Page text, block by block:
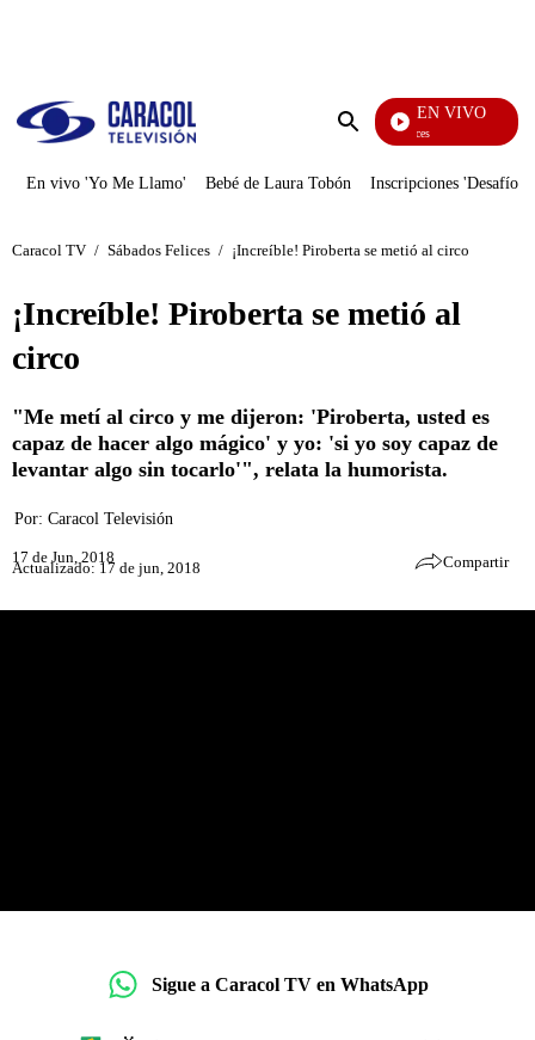
Enviar
EN VIVO
Sábados Felices
En vivo 'Yo Me Llamo' Bebé de Laura Tobón Inscripciones 'Desafío'
Caracol TV / Sábados Felices / ¡Increíble! Piroberta se metió al circo
¡Increíble! Piroberta se metió al
circo
"Me metí al circo y me dijeron: 'Piroberta, usted es
capaz de hacer algo mágico' y yo: 'si yo soy capaz de
levantar algo sin tocarlo'", relata la humorista.
Por: Caracol Televisión
17 de Jun, 2018
Actualizado: 17 de jun, 2018 Compartir
Sigue a Caracol TV en WhatsApp